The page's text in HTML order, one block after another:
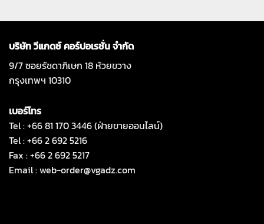
บริษัท วีแกดซ์ คอร์ปอเรชั่น จำกัด
9/7 ซอยรัชดาภิเษก 18 ห้วยขวาง
กรุงเทพฯ 10310
เบอร์โทร
Tel : +66 81 170 3446 (ฝ่ายขายออนไลน์)
Tel : +66 2 692 5216
Fax : +66 2 692 5217
Email :web-order@vgadz.com